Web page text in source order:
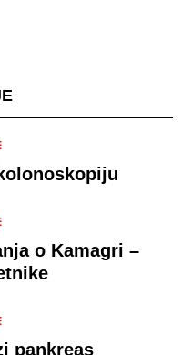
o Kamagri –
pankreas